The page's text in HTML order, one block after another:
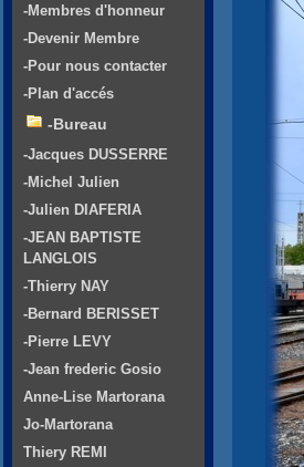
-Membres d'honneur
-Devenir Membre
-Pour nous contacter
-Plan d'accés
-Bureau
-Jacques DUSSERRE
-Michel Julien
-Julien DIAFERIA
-JEAN BAPTISTE
LANGLOIS
-Thierry NAY
-Bernard BERISSET
-Pierre LEVY
-Jean frederic Gosio
Anne-Lise Martorana
Jo-Martorana
Thiery REMI